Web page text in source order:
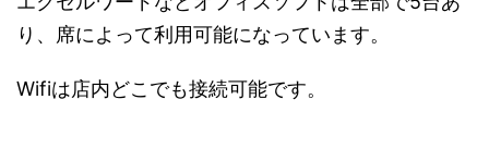
り、席によって利用可能になっています。
Wifiは店内どこでも接続可能です。